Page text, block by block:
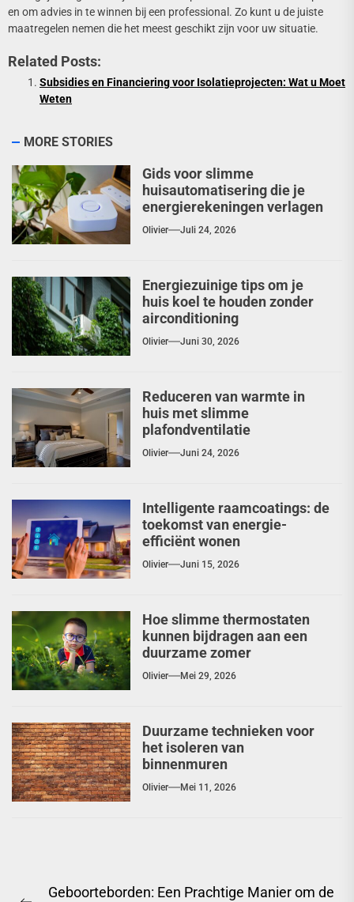
en om advies in te winnen bij een professional. Zo kunt u de juiste
maatregelen nemen die het meest geschikt zijn voor uw situatie.
Related Posts:
Subsidies en Financiering voor Isolatieprojecten: Wat u Moet
Weten
MORE STORIES
Gids voor slimme
huisautomatisering die je
energierekeningen verlagen
Olivier Juli 24, 2026
Energiezuinige tips om je
huis koel te houden zonder
airconditioning
Olivier Juni 30, 2026
Reduceren van warmte in
huis met slimme
plafondventilatie
Olivier Juni 24, 2026
Intelligente raamcoatings: de
toekomst van energie-
efficiënt wonen
Olivier Juni 15, 2026
Hoe slimme thermostaten
kunnen bijdragen aan een
duurzame zomer
Olivier Mei 29, 2026
Duurzame technieken voor
het isoleren van
binnenmuren
Olivier Mei 11, 2026
Geboorteborden: Een Prachtige Manier om de